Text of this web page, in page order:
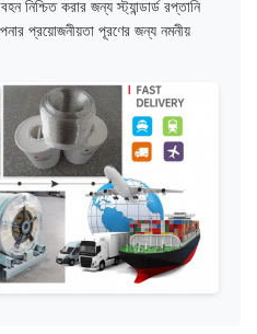
নিশ্চিত করার জন্য স্ট্যান্ডার্ড রপ্তানি
প্রয়োজনীয়তা পূরণের জন্য নমনীয়